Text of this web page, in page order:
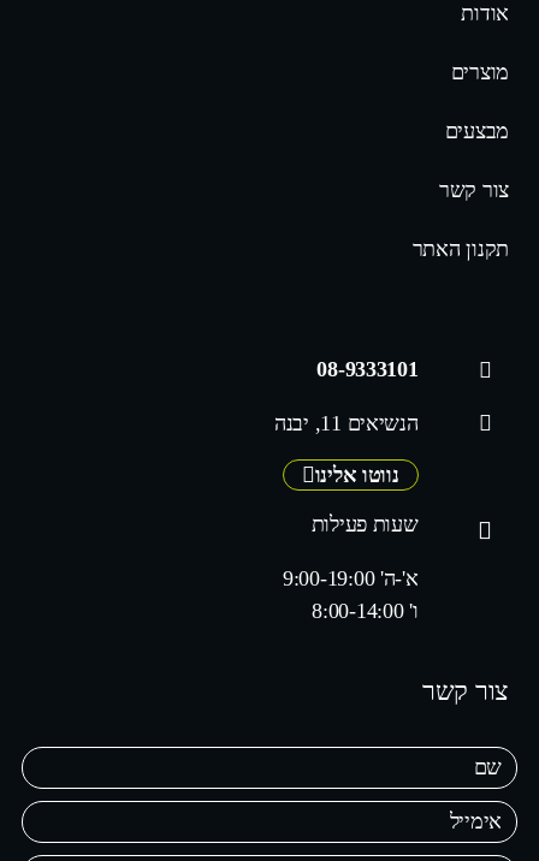
אודות
מוצרים
מבצעים
צור קשר
תקנון האתר
08-9333101
הנשיאים 11, יבנה
נווטו אלינו
שעות פעילות
א'-ה' 9:00-19:00
ו' 8:00-14:00
צור קשר